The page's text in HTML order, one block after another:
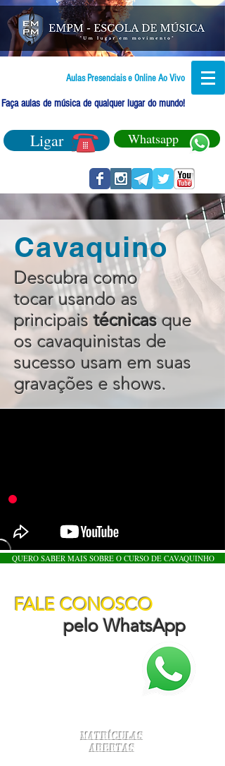
Aulas Presenciais e Online Ao Vivo
Faça aulas de música de qualquer lugar do mundo!
Ligar Whatsapp
Cavaquino
Descubra como
tocar usando as
principaistécnicasque
os cavaquinistas de
sucesso usam em suas
gravações e shows.
QUERO SABER MAIS SOBRE O CURSO DE CAVAQUINHO
FALE CONOSCO
pelo WhatsApp
Matrículas
Abertas